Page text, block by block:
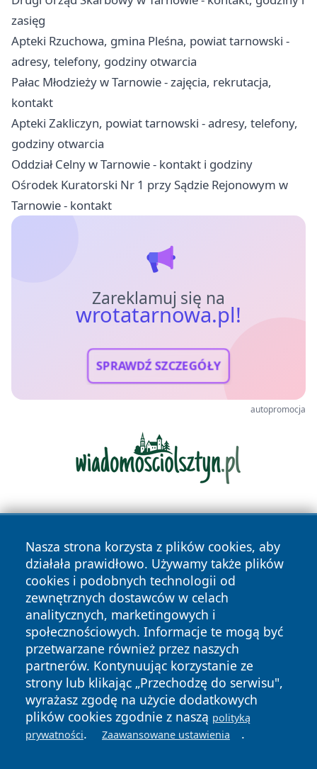
zasięg
Apteki Rzuchowa, gmina Pleśna, powiat tarnowski -
adresy, telefony, godziny otwarcia
Pałac Młodzieży w Tarnowie - zajęcia, rekrutacja,
kontakt
Apteki Zakliczyn, powiat tarnowski - adresy, telefony,
godziny otwarcia
Oddział Celny w Tarnowie - kontakt i godziny
Ośrodek Kuratorski Nr 1 przy Sądzie Rejonowym w
Tarnowie - kontakt
Zareklamuj się na
wrotatarnowa.pl!
SPRAWDŹ SZCZEGÓŁY
autopromocja
Nasza strona korzysta z plików cookies, aby
działała prawidłowo. Używamy także plików
cookies i podobnych technologii od
zewnętrznych dostawców w celach
analitycznych, marketingowych i
społecznościowych. Informacje te mogą być
przetwarzane również przez naszych
partnerów. Kontynuując korzystanie ze
strony lub klikając „Przechodzę do serwisu",
wyrażasz zgodę na użycie dodatkowych
plików cookies zgodnie z naszą polityką
prywatności. Zaawansowane ustawienia .
Copyright © 2026 wrotatarnowa.pl Wszystkie prawa
zastrzeżone.
News Autorzy
Polityka
Prywatności
Polityka
Cookies